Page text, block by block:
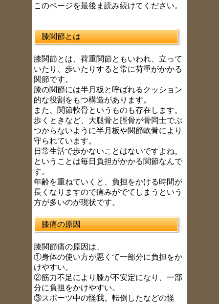
このページを最後ま読み続けてください。
膝関節とは
膝関節とは、荷重関節ともいわれ、立って
いたり、歩いたりすると常に荷重がかかる
関節です。
膝の関節には半月板と呼ばれるクッション
的な役割をもつ構造があります。
また、関節軟骨というものも存在します。
歩くときなど、大腿骨と脛骨が骨同士でぶ
つからないように半月板や関節軟骨により
守られています。
日常生活で歩かないことはないですよね。
ということは毎日負担がかかる関節なんで
す。
年齢を重ねていくと、負担をかける時間が
長くなりますので痛みがでてしまうという
方が多いのが現状です。
膝痛の原因
膝関節痛の原因は、
①身体の使い方が悪くて一部分に負担をか
けやすい。
②筋力不足により膝が不安定になり、一部
分に負担をかけやすい。
③スポーツ中の怪我。転倒したなどの怪